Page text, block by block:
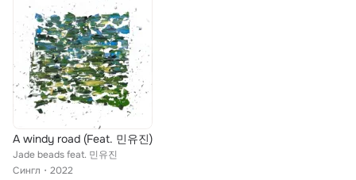
A windy road (Feat. 민유진)
Jade beads feat. 민유진
Сингл
2022